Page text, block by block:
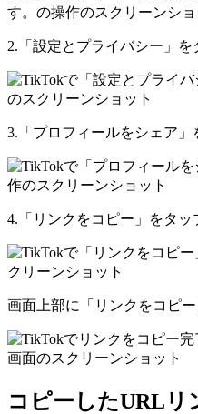
2.「設定とプライバシー」を
3.「プロフィールをシェア」
4.「リンクをコピー」をタッ
画面上部に「リンクをコピ
コピーしたURLリ